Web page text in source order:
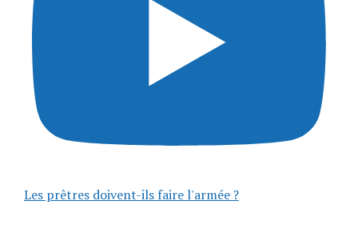
Les prêtres doivent-ils faire l'armée ?